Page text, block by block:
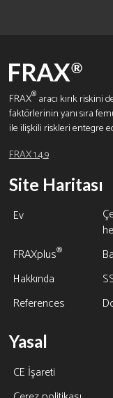
FRAX®aracı kırık riskini
faktörlerinin yanı sıra
ile ilişkili riskleri entegre
FRAX 1.4.9
Site Haritası
Ev
FRAXplus®
Hakkında
References
Yasal
CE İşareti